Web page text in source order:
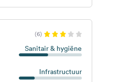
(6)
Sanitair & hygiëne
Infrastructuur